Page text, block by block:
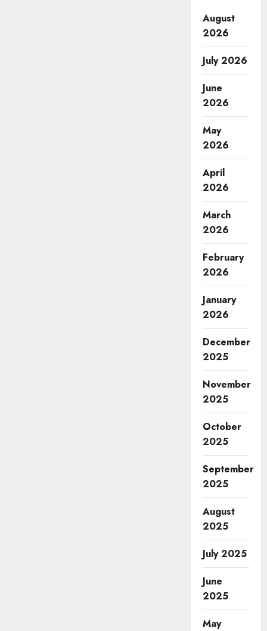
August
2026
July 2026
June
2026
May
2026
April
2026
March
2026
February
2026
January
2026
December
2025
November
2025
October
2025
September
2025
August
2025
July 2025
June
2025
May